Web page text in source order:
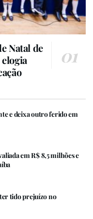
Natal de
e deixa outro ferido em
em R$ 8,5 milhões e
tido prejuízo no